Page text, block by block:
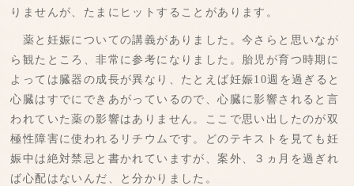
りませんが、たまにヒットすることがあります。
薬と妊娠についての講義がありました。今さらと思いなが
ら観たところ、非常に参考になりました。胎児が育つ時期に
よっては臓器の成長が異なり、たとえば妊娠10週を過ぎると
心臓はすでにできあがっているので、心臓に影響されると言
われていた薬の影響はありません。ここで思い出したのが双
極性障害に使われるリチウムです。どのテキストを見ても妊
娠中は絶対禁忌と書かれていますが、案外、３ヵ月を過ぎれ
ば心配はないんだ、と分かりました。